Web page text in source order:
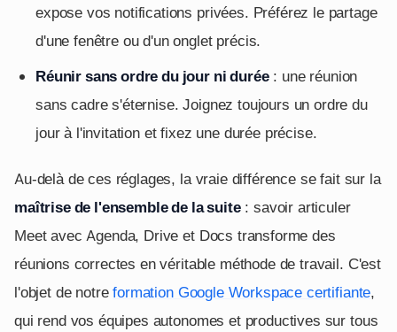
expose vos notifications privées. Préférez le partage
d'une fenêtre ou d'un onglet précis.
Réunir sans ordre du jour ni durée: une réunion
sans cadre s'éternise. Joignez toujours un ordre du
jour à l'invitation et fixez une durée précise.
Au-delà de ces réglages, la vraie différence se fait sur la
maîtrise de l'ensemble de la suite: savoir articuler
Meet avec Agenda, Drive et Docs transforme des
réunions correctes en véritable méthode de travail. C'est
l'objet de notreformation Google Workspace certifiante,
qui rend vos équipes autonomes et productives sur tous